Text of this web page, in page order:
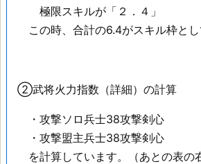
極限スキルが「２．４」
この時、合計の6.4がスキル枠とし
②武将火力指数（詳細）の計算
・攻撃ソロ兵士38攻撃剣心
・攻撃盟主兵士38攻撃剣心
を計算しています。（あとの表の